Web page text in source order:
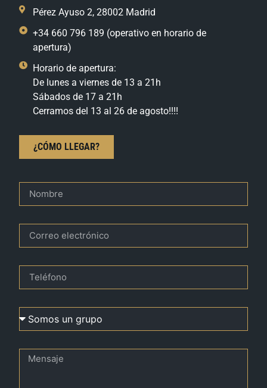
Pérez Ayuso 2, 28002 Madrid
+34 660 796 189 (operativo en horario de
apertura)
Horario de apertura:
De lunes a viernes de 13 a 21h
Sábados de 17 a 21h
Cerramos del 13 al 26 de agosto!!!!
¿CÓMO LLEGAR?